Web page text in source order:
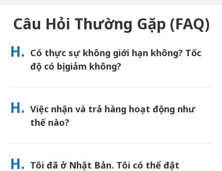
Câu Hỏi Thường Gặp (FAQ)
H. Có thực sự không giới hạn không? Tốc
độ có bị giảm không?
Dung lượng thực sự không giới hạn và Japan Wireless không
thông. Bạn có thể sử dụng bao nhiêu dung lượng tùy thích suốt
cả ngày. (Giống như bất kỳ mạng di động nào, tắc nghẽn nhà
mạng tạm thời có thể ảnh hưởng đến tốc độ). Nếu xảy ra việc
H. Việc nhận và trả hàng hoạt động như
thế nào?
Nhận tại các sân bay chính, hoặc chọn giao hàng đến khách
hành). Đã bao gồm phong bì trả hàng miễn cước—chỉ cần thả
H. Tôi đã ở Nhật Bản. Tôi có thể đặt